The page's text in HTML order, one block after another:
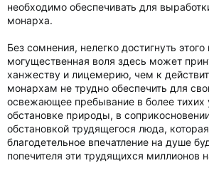
необходимо обеспечивать для
монарха.
Без сомнения, нелегко достигнуть
могущественная воля здесь может
ханжеству и лицемерию, чем к
монархам не трудно обеспечить для
освежающее пребывание в более тихих
обстановке природы, в
обстановкой трудящегося люда,
благодетельное впечатление на душе
попечителя эти трудящихся миллионов